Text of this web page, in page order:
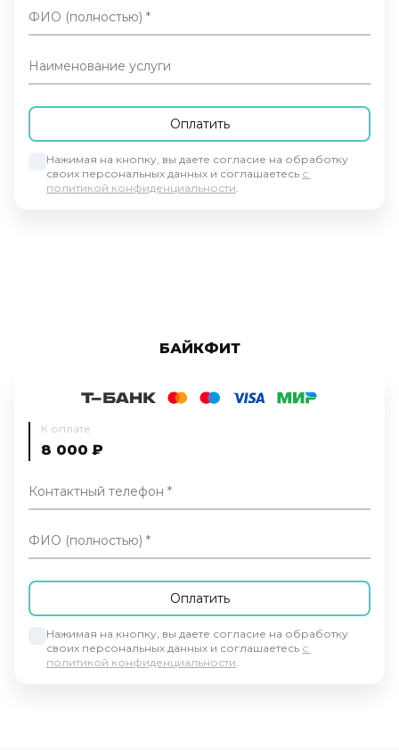
ФИО (полностью)
Наименование услуги
Нажимая на кнопку, вы даете согласие на обработку
своих персональных данных и соглашаетесь с
политикой конфиденциальности.
БАЙКФИТ
К оплате
8 000 ₽
Контактный телефон
ФИО (полностью)
Нажимая на кнопку, вы даете согласие на обработку
своих персональных данных и соглашаетесь с
политикой конфиденциальности.